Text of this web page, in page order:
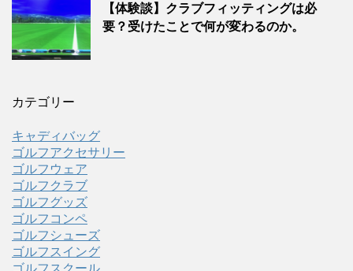
【体験談】クラブフィッティングは必
要？受けたことで何が変わるのか。
カテゴリー
キャディバッグ
ゴルフアクセサリー
ゴルフウェア
ゴルフクラブ
ゴルフグッズ
ゴルフコンペ
ゴルフシューズ
ゴルフスイング
ゴルフスクール